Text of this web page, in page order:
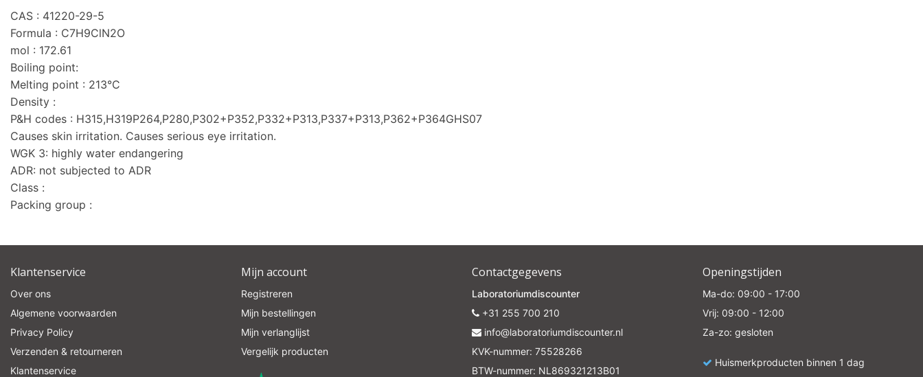
CAS : 41220-29-5
Formula : C7H9ClN2O
mol : 172.61
Boiling point:
Melting point : 213°C
Density :
P&H codes : H315,H319P264,P280,P302+P352,P332+P313,P337+P313,P362+P364GHS07
Causes skin irritation. Causes serious eye irritation.
WGK 3: highly water endangering
ADR: not subjected to ADR
Class :
Packing group :
Klantenservice
Over ons
Algemene voorwaarden
Privacy Policy
Verzenden & retourneren
Klantenservice
Mijn account
Registreren
Mijn bestellingen
Mijn verlanglijst
Vergelijk producten
Contactgegevens
Laboratoriumdiscounter
+31 255 700 210
info@laboratoriumdiscounter.nl
KVK-nummer: 75528266
BTW-nummer: NL869321213B01
Openingstijden
Ma-do: 09:00 - 17:00
Vrij: 09:00 - 12:00
Za-zo: gesloten
Huismerkproducten binnen 1 dag